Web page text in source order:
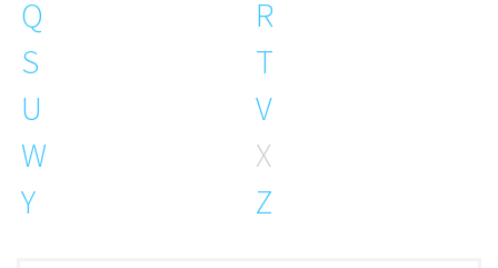
Q
R
S
T
U
V
W
X
Y
Z